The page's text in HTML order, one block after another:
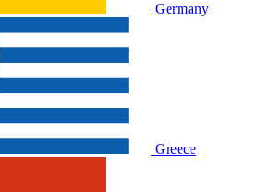
Germany
Greece